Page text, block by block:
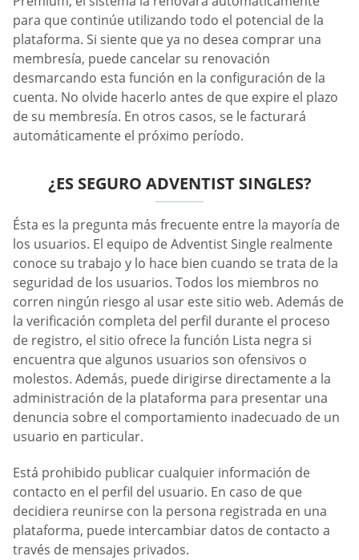
para que continúe utilizando todo el potencial de la
plataforma. Si siente que ya no desea comprar una
membresía, puede cancelar su renovación
desmarcando esta función en la configuración de la
cuenta. No olvide hacerlo antes de que expire el plazo
de su membresía. En otros casos, se le facturará
automáticamente el próximo período.
¿ES SEGURO ADVENTIST SINGLES?
Ésta es la pregunta más frecuente entre la mayoría de
los usuarios. El equipo de Adventist Single realmente
conoce su trabajo y lo hace bien cuando se trata de la
seguridad de los usuarios. Todos los miembros no
corren ningún riesgo al usar este sitio web. Además de
la verificación completa del perfil durante el proceso
de registro, el sitio ofrece la función Lista negra si
encuentra que algunos usuarios son ofensivos o
molestos. Además, puede dirigirse directamente a la
administración de la plataforma para presentar una
denuncia sobre el comportamiento inadecuado de un
usuario en particular.
Está prohibido publicar cualquier información de
contacto en el perfil del usuario. En caso de que
decidiera reunirse con la persona registrada en una
plataforma, puede intercambiar datos de contacto a
través de mensajes privados.